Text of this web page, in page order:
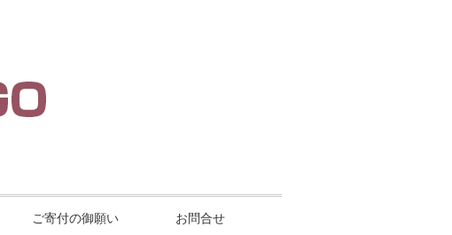
ご寄付の御願い お問合せ